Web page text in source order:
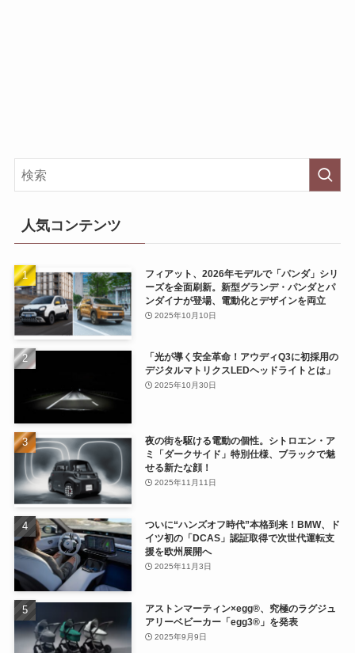
人気コンテンツ
フィアット、2026年モデルで「パンダ」シリ
ーズを全面刷新。新型グランデ・パンダとパ
ンダイナが登場、電動化とデザインを両立
2025年10月10日
「光が導く安全革命！アウディQ3に初採用の
デジタルマトリクスLEDヘッドライトとは」
2025年10月30日
夜の街を駆ける電動の個性。シトロエン・ア
ミ「ダークサイド」特別仕様、ブラックで魅
せる新たな顔！
2025年11月11日
ついに“ハンズオフ時代”本格到来！BMW、ド
イツ初の「DCAS」認証取得で次世代運転支
援を欧州展開へ
2025年11月3日
アストンマーティン×egg®、究極のラグジュ
アリーベビーカー「egg3®」を発表
2025年9月9日